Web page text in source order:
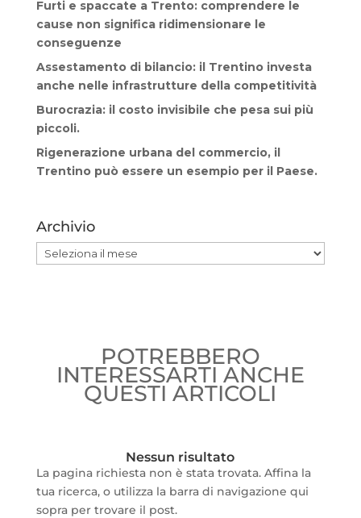
Furti e spaccate a Trento: comprendere le
cause non significa ridimensionare le
conseguenze
Assestamento di bilancio: il Trentino investa
anche nelle infrastrutture della competitività
Burocrazia: il costo invisibile che pesa sui più
piccoli.
Rigenerazione urbana del commercio, il
Trentino può essere un esempio per il Paese.
Archivio
Archivio
POTREBBERO
INTERESSARTI ANCHE
QUESTI ARTICOLI
Nessun risultato
La pagina richiesta non è stata trovata. Affina la
tua ricerca, o utilizza la barra di navigazione qui
sopra per trovare il post.